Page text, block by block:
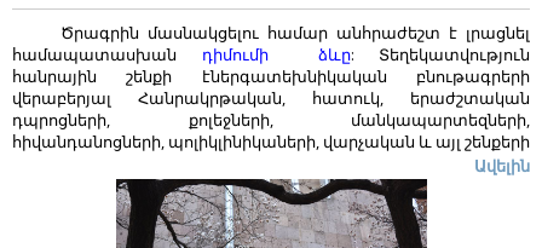
Ծրագրին մասնակցելու համար անհրաժեշտ է լրացնել
համապատասխան դիմումի ձևը: Տեղեկատվություն
հանրային շենքի էներգատեխնիկական բնութագրերի
վերաբերյալ Հանրակրթական, հատուկ, երաժշտական
դպրոցների, քոլեջների, մանկապարտեզների,
հիվանդանոցների, պոլիկլինիկաների, վարչական և այլ շենքերի
տնօրինությանը տեղեկացնում ենք. Ներկայումս Հիմնադրամը
նախապատրաստում է հանրային շենքերի
էներգախնայողության ծրագիր: Այդ ծրագրում ընդգրկվելու
նպատակով խնդրում ենք Ձեզ տրամադրել
Ավելին